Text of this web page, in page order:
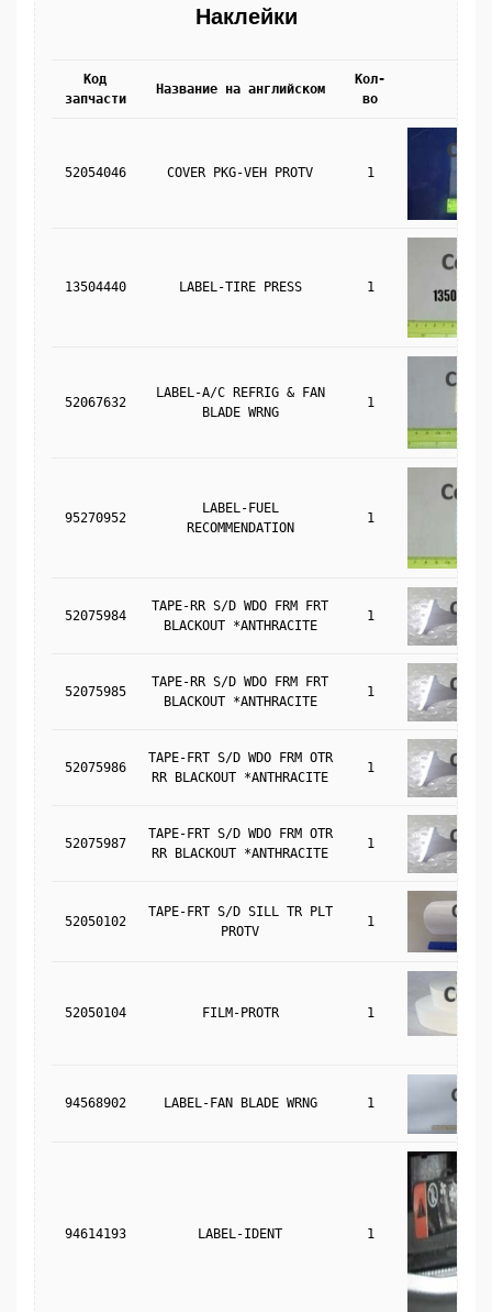
Наклейки
Код
запчасти
Название на английском
Кол-
во
52054046 COVER PKG-VEH PROTV 1
13504440 LABEL-TIRE PRESS 1
52067632
LABEL-A/C REFRIG & FAN
BLADE WRNG
1
95270952
LABEL-FUEL
RECOMMENDATION
1
52075984
TAPE-RR S/D WDO FRM FRT
BLACKOUT *ANTHRACITE
1
52075985
TAPE-RR S/D WDO FRM FRT
BLACKOUT *ANTHRACITE
1
52075986
TAPE-FRT S/D WDO FRM OTR
RR BLACKOUT *ANTHRACITE
1
52075987
TAPE-FRT S/D WDO FRM OTR
RR BLACKOUT *ANTHRACITE
1
52050102
TAPE-FRT S/D SILL TR PLT
PROTV
1
52050104 FILM-PROTR 1
94568902 LABEL-FAN BLADE WRNG 1
94614193 LABEL-IDENT 1